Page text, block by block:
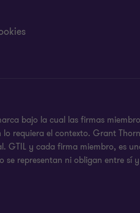
bajo la cual las firmas
requiera el contexto. Grant
y cada firma miembro, es
representan ni obligan entre sí